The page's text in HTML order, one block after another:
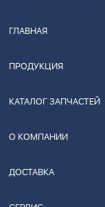
ГЛАВНАЯ
ПРОДУКЦИЯ
КАТАЛОГ ЗАПЧАСТЕЙ
О КОМПАНИИ
ДОСТАВКА